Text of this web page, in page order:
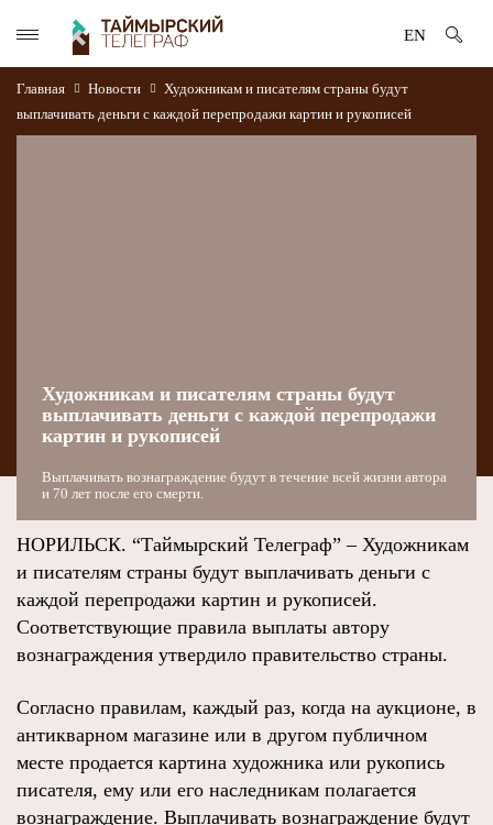
EN
Главная Новости
Художникам и писателям страны будут
выплачивать деньги с каждой перепродажи картин и рукописей
Художникам и писателям страны будут
выплачивать деньги с каждой перепродажи
картин и рукописей
Выплачивать вознаграждение будут в течение всей жизни автора
и 70 лет после его смерти.
НОРИЛЬСК. “Таймырский Телеграф” – Художникам
и писателям страны будут выплачивать деньги с
каждой перепродажи картин и рукописей.
Соответствующие правила выплаты автору
вознаграждения утвердило правительство страны.
Согласно правилам, каждый раз, когда на аукционе, в
антикварном магазине или в другом публичном
месте продается картина художника или рукопись
писателя, ему или его наследникам полагается
вознаграждение. Выплачивать вознаграждение будут